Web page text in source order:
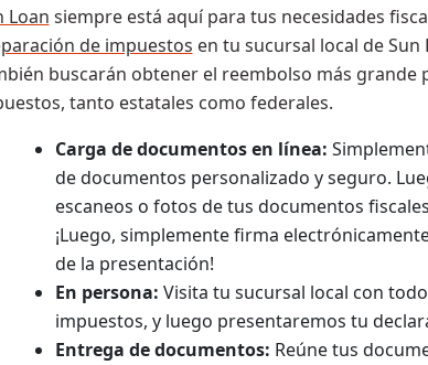
Loan siempre está aquí para tus necesidades
de impuestos en tu sucursal local de
buscarán obtener el reembolso más
tanto estatales como federales.
Carga de documentos en línea:
de documentos personalizado y seguro.
escaneos o fotos de tus documentos
¡Luego, simplemente firma
de la presentación!
En persona: Visita tu sucursal local con
impuestos, y luego presentaremos tu
Entrega de documentos: Reúne tus